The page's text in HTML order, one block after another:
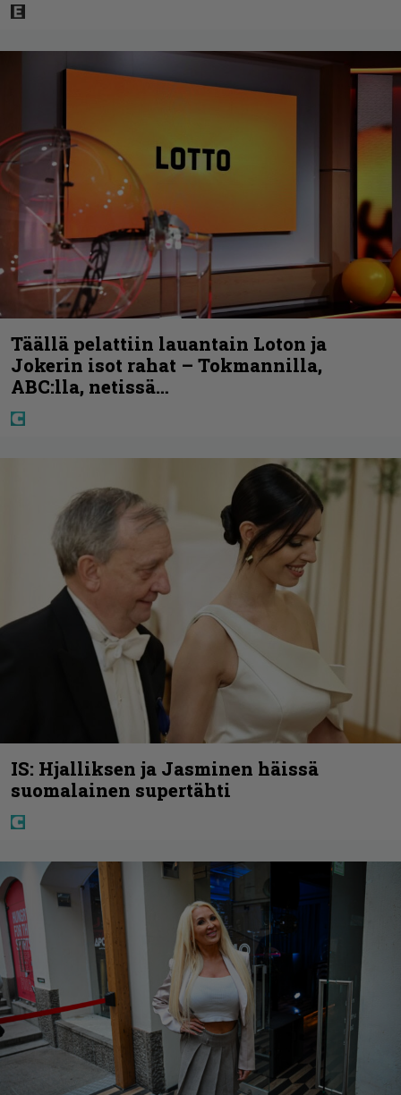
Täällä pelattiin lauantain Loton ja
Jokerin isot rahat – Tokmannilla,
ABC:lla, netissä…
IS: Hjalliksen ja Jasminen häissä
suomalainen supertähti